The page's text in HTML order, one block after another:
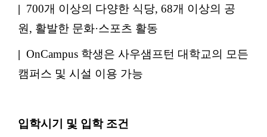
| 700개 이상의 다양한 식당, 68개 이상의 공
원, 활발한 문화·스포츠 활동
| OnCampus 학생은 사우샘프턴 대학교의 모든
캠퍼스 및 시설 이용 가능
입학시기 및 입학 조건